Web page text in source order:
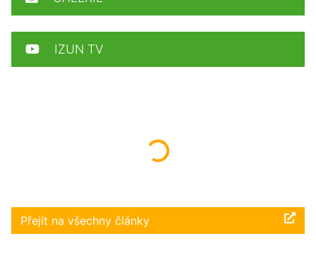
Načítám...
Přejít na všechny články
IZUN TV